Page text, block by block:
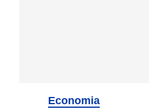
Economia